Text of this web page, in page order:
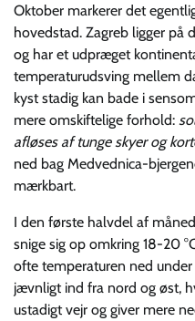
Oktober markerer det
hovedstad. Zagreb ligger på
og har et udpræget
temperaturudsving mellem
kyst stadig kan bade i
mere omskiftelige forhold:
afløses af tunge skyer og
ned bag Medvednica-
mærkbart.
I den første halvdel af
snige sig op omkring 18-20
ofte temperaturen ned
jævnligt ind fra nord og øst,
ustadigt vejr og giver mere